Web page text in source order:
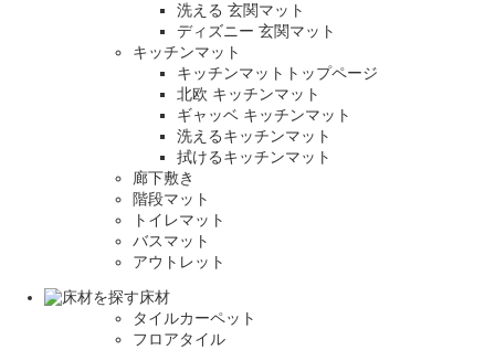
洗える 玄関マット
ディズニー 玄関マット
キッチンマット
キッチンマットトップページ
北欧 キッチンマット
ギャッベ キッチンマット
洗えるキッチンマット
拭けるキッチンマット
廊下敷き
階段マット
トイレマット
バスマット
アウトレット
床材
タイルカーペット
フロアタイル